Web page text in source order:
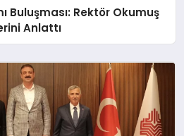
Buluşması: Rektör Okumuş
Anlattı